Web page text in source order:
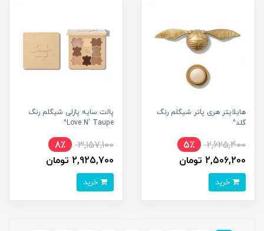
هایلایتر هری پاتر شیگلم رنگ
گلد^
2,625,400
5٪
2,506,200 تومان
پالت سایه پازلی شیگلم رنگ
Love N' Taupe^
3,157,100
8٪
2,925,700 تومان